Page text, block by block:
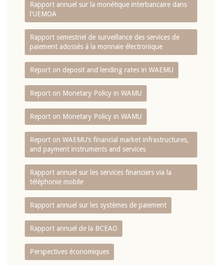
Rapport annuel sur la monétique interbancaire dans
l'UEMOA
Rapport semestriel de surveillance des services de
paiement adossés à la monnaie électronique
Report on deposit and lending rates in WAEMU
Report on Monetary Policy in WAMU
Report on Monetary Policy in WAMU
Report on WAEMU’s financial market infrastructures,
and payment instruments and services
Rapport annuel sur les services financiers via la
téléphonie mobile
Rapport annuel sur les systèmes de paiement
Rapport annuel de la BCEAO
Perspectives économiques